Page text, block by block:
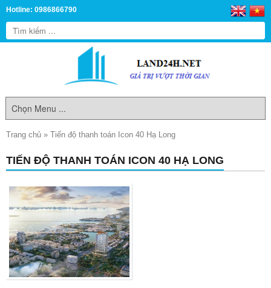
Hotline: 0986866790
Trang chủ » Tiến độ thanh toán Icon 40 Hạ Long
TIẾN ĐỘ THANH TOÁN ICON 40 HẠ LONG